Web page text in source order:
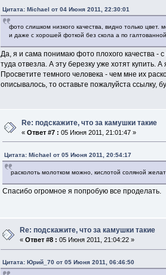
Цитата: Michael от 04 Июня 2011, 22:30:01
фото слишком низкого качества, видно только
и даже с хорошей фоткой без скола а по
Да, я и сама понимаю фото плохого качества -
туда отвезла. А эту березку уже хотят
Просветите темного человека - чем мне их
описывалось, то оставьте пожалуйста ссылку,
Re: подскажите, что за камушки такие
«Ответ #7 : 05 Июня 2011, 21:01:47 »
Цитата: Michael от 05 Июня 2011, 20:54:17
расколоть молотком можно, кислотой соляной
Спасибо огромное я попробую все проделать.
Re: подскажите, что за камушки такие
«Ответ #8 : 05 Июня 2011, 21:04:22 »
Цитата: Юрий_70 от 05 Июня 2011, 06:46:50